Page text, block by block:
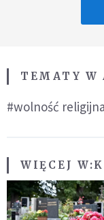
TEMATY W
#wolność religijna
WIĘCEJ W: